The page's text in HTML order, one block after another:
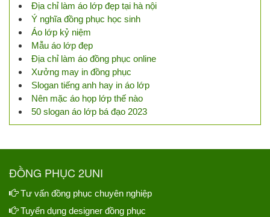
Địa chỉ làm áo lớp đẹp tại hà nội
Ý nghĩa đồng phục học sinh
Áo lớp kỷ niệm
Mẫu áo lớp đẹp
Địa chỉ làm áo đồng phục online
Xưởng may in đồng phục
Slogan tiếng anh hay in áo lớp
Nên mặc áo họp lớp thế nào
50 slogan áo lớp bá đạo 2023
ĐỒNG PHỤC 2UNI
Tư vấn đồng phục chuyên nghiệp
Tuyển dụng designer đồng phục